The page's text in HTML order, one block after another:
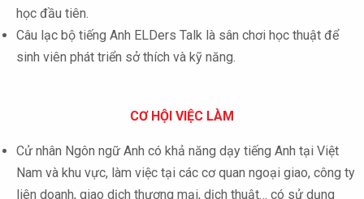
học đầu tiên.
Câu lạc bộ tiếng Anh ELDers Talk là sân chơi học thuật để
sinh viên phát triển sở thích và kỹ năng.
CƠ HỘI VIỆC LÀM
Cử nhân Ngôn ngữ Anh có khả năng dạy tiếng Anh tại Việt
Nam và khu vực, làm việc tại các cơ quan ngoại giao, công ty
liên doanh, giao dịch thương mại, dịch thuật… có sử dụng